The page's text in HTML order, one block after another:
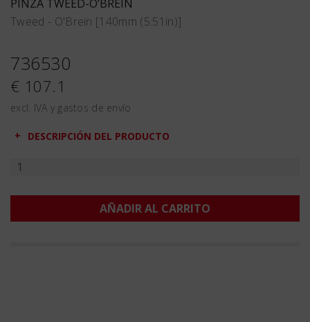
PINZA TWEED-O’BREIN
Tweed - O'Brein [140mm (5.51in)]
736530
€ 107.1
excl. IVA y gastos de envío
DESCRIPCIÓN DEL PRODUCTO
AÑADIR AL CARRITO